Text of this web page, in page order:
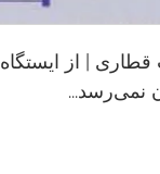
| از ایستگاه
نمی‌رسد...